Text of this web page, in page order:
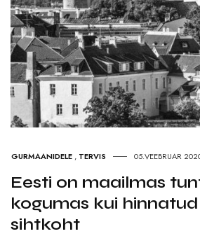
GURMAANIDELE , TERVIS 05.VEEBRUAR
Eesti on maailmas
kogumas kui
sihtkoht